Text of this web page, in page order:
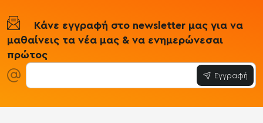
Κάνε εγγραφή στο newsletter μας για να
μαθαίνεις τα νέα μας & να ενημερώνεσαι
πρώτος
Εγγραφή